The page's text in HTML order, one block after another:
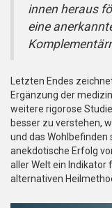
innen heraus
eine
Letzten Endes
Ergänzung der
weitere rigorose
besser zu verstehen,
und das Wohlbefinden
anekdotische Erfolg
aller Welt ein Indikator
alternativen